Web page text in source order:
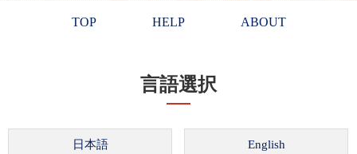
TOP HELP ABOUT
言語選択